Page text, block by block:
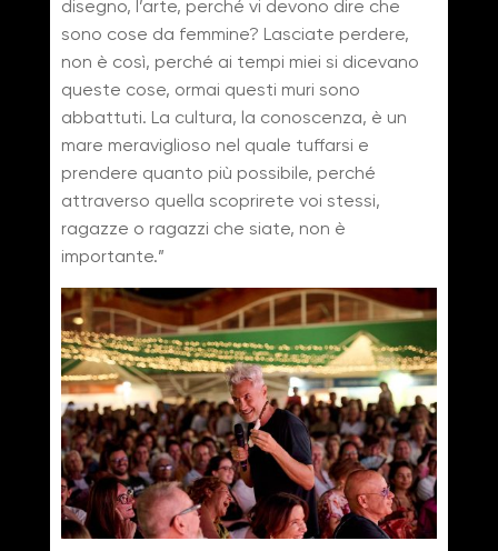
disegno, l’arte, perché vi devono dire che
sono cose da femmine? Lasciate perdere,
non è così, perché ai tempi miei si dicevano
queste cose, ormai questi muri sono
abbattuti. La cultura, la conoscenza, è un
mare meraviglioso nel quale tuffarsi e
prendere quanto più possibile, perché
attraverso quella scoprirete voi stessi,
ragazze o ragazzi che siate, non è
importante.”